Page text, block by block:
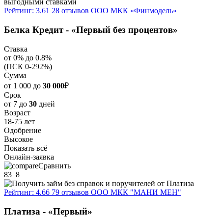
Рейтинг: 3.61 28 отзывов ООО МКК «Финмодель»
Белка Кредит - «Первый без процентов»
Ставка
от 0% до 0.8%
(ПСК 0-292%)
Сумма
от 1 000 до 30 000₽
Срок
от 7 до 30 дней
Возраст
18-75 лет
Одобрение
Высокое
Показать всё
Онлайн-заявка
Сравнить
83 8
Рейтинг: 4.66 79 отзывов ООО МКК "МАНИ МЕН"
Платиза - «Первый»